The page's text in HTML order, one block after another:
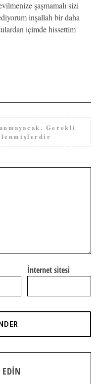
şaşmamalı sizi
inşallah bir daha
içimde hissettim
Gerekli
İnternet sitesi